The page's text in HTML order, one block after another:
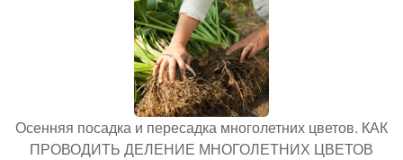
Осенняя посадка и пересадка многолетних цветов. КАК
ПРОВОДИТЬ ДЕЛЕНИЕ МНОГОЛЕТНИХ ЦВЕТОВ